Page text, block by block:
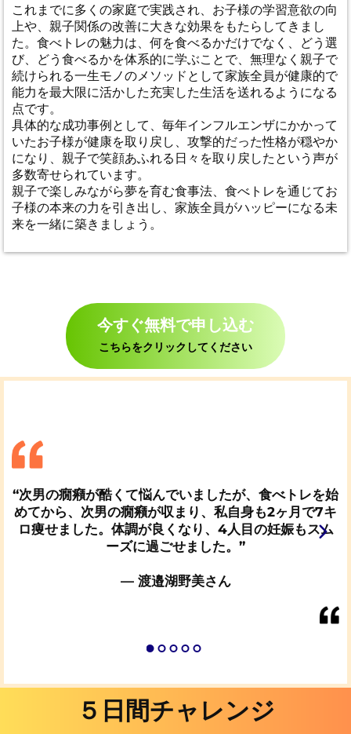
これまでに多くの家庭で実践され、お子様の学習意欲の向
上や、親子関係の改善に大きな効果をもたらしてきまし
た。食べトレの魅力は、何を食べるかだけでなく、どう選
び、どう食べるかを体系的に学ぶことで、無理なく親子で
続けられる一生モノのメソッドとして家族全員が健康的で
能力を最大限に活かした充実した生活を送れるようになる
点です。
具体的な成功事例として、毎年インフルエンザにかかって
いたお子様が健康を取り戻し、攻撃的だった性格が穏やか
になり、親子で笑顔あふれる日々を取り戻したという声が
多数寄せられています。
親子で楽しみながら夢を育む食事法、食べトレを通じてお
子様の本来の力を引き出し、家族全員がハッピーになる未
来を一緒に築きましょう。
今すぐ無料で申し込む
こちらをクリックしてください
“次男の癇癪が酷くて悩んでいましたが、食べトレを始
めてから、次男の癇癪が収まり、私自身も2ヶ月で7キ
ロ痩せました。体調が良くなり、4人目の妊娠もスム
ーズに過ごせました。 ”
— 渡邉湖野美さん
５日間チャレンジ